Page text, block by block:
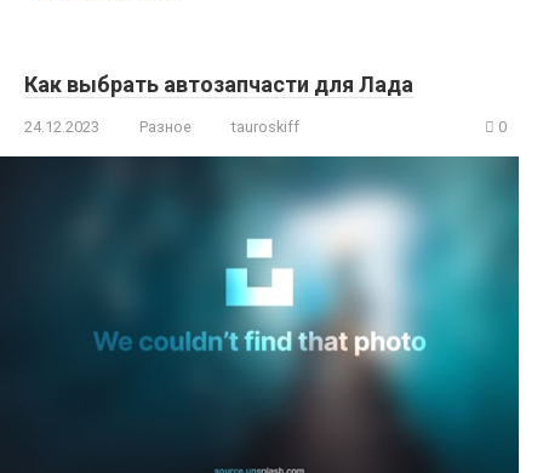
Как выбрать автозапчасти для Лада
24.12.2023 Разное tauroskiff 0